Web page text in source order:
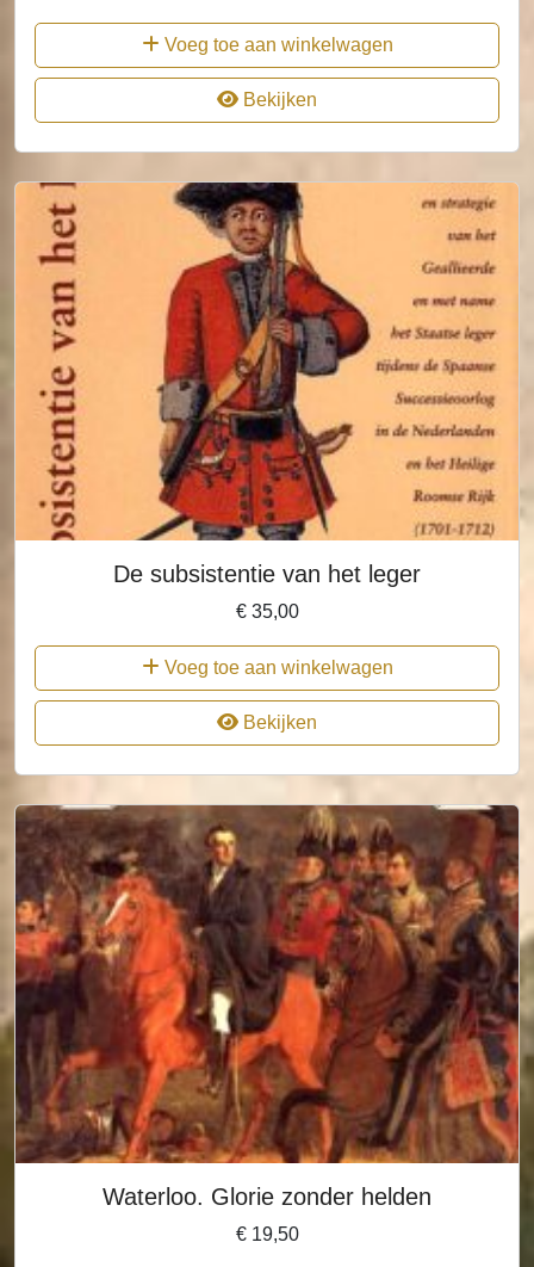
Voeg toe aan winkelwagen
Bekijken
De subsistentie van het leger
€35,00
Voeg toe aan winkelwagen
Bekijken
Waterloo. Glorie zonder helden
€19,50